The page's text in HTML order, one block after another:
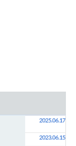
2025.06.17
2023.06.15